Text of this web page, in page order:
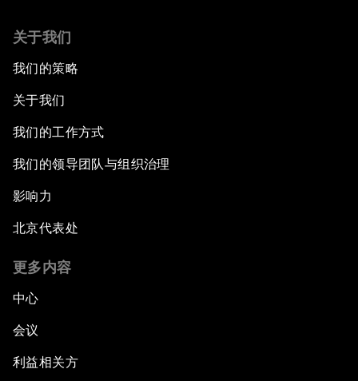
关于我们
我们的策略
关于我们
我们的工作方式
我们的领导团队与组织治理
影响力
北京代表处
更多内容
中心
会议
利益相关方